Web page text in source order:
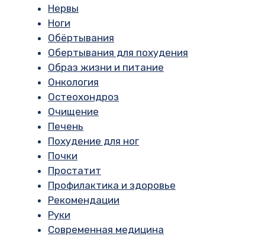
Нервы
Ноги
Обёртывания
Обертывания для похудения
Образ жизни и питание
Онкология
Остеохондроз
Очищение
Печень
Похудение для ног
Почки
Простатит
Профилактика и здоровье
Рекомендации
Руки
Современная медицина